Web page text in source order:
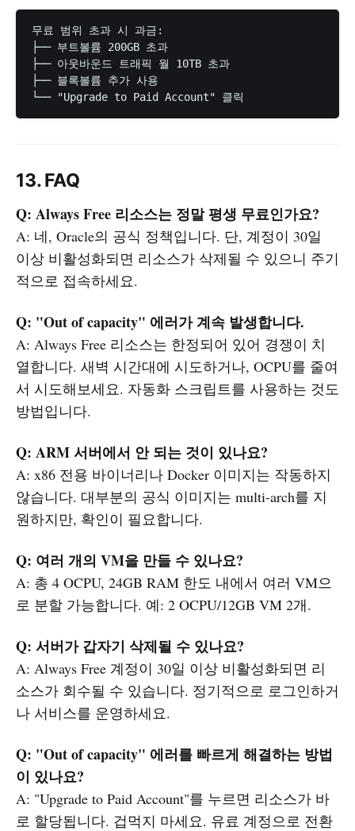
무료 범위 초과 시 과금:
├── 부트볼륨 200GB 초과
├── 아웃바운드 트래픽 월 10TB 초과
├── 블록볼륨 추가 사용
13. FAQ
Q: Always Free 리소스는 정말 평생 무료인가요?
A: 네, Oracle의 공식 정책입니다. 단, 계정이 30일
이상 비활성화되면 리소스가 삭제될 수 있으니 주기
적으로 접속하세요.
Q: "Out of capacity" 에러가 계속 발생합니다.
A: Always Free 리소스는 한정되어 있어 경쟁이 치
열합니다. 새벽 시간대에 시도하거나, OCPU를 줄여
서 시도해보세요. 자동화 스크립트를 사용하는 것도
방법입니다.
Q: ARM 서버에서 안 되는 것이 있나요?
A: x86 전용 바이너리나 Docker 이미지는 작동하지
않습니다. 대부분의 공식 이미지는 multi-arch를 지
원하지만, 확인이 필요합니다.
Q: 여러 개의 VM을 만들 수 있나요?
A: 총 4 OCPU, 24GB RAM 한도 내에서 여러 VM으
로 분할 가능합니다. 예: 2 OCPU/12GB VM 2개.
Q: 서버가 갑자기 삭제될 수 있나요?
A: Always Free 계정이 30일 이상 비활성화되면 리
소스가 회수될 수 있습니다. 정기적으로 로그인하거
나 서비스를 운영하세요.
Q: "Out of capacity" 에러를 빠르게 해결하는 방법
이 있나요?
A: "Upgrade to Paid Account"를 누르면 리소스가 바
로 할당됩니다. 겁먹지 마세요. 유료 계정으로 전환